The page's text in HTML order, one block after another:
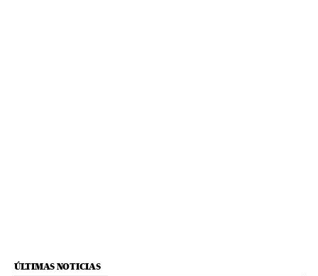
ÚLTIMAS NOTICIAS